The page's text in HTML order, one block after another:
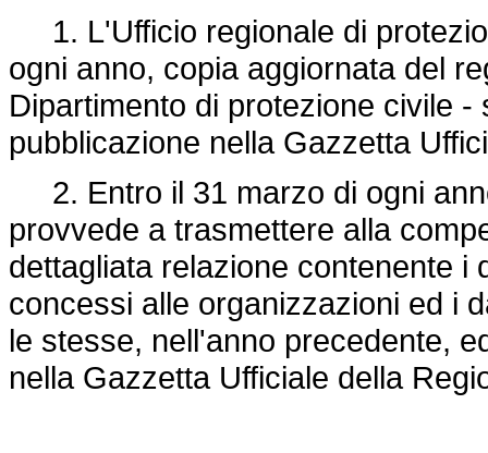
1. L'Ufficio regionale di
ogni anno, copia aggiornata del
Dipartimento di protezione civile
pubblicazione nella Gazzetta
2. Entro il 31 marzo di ogni
provvede a trasmettere alla
dettagliata relazione contenente i
concessi alle organizzazioni ed i
le stesse, nell'anno precedente,
nella Gazzetta Ufficiale della